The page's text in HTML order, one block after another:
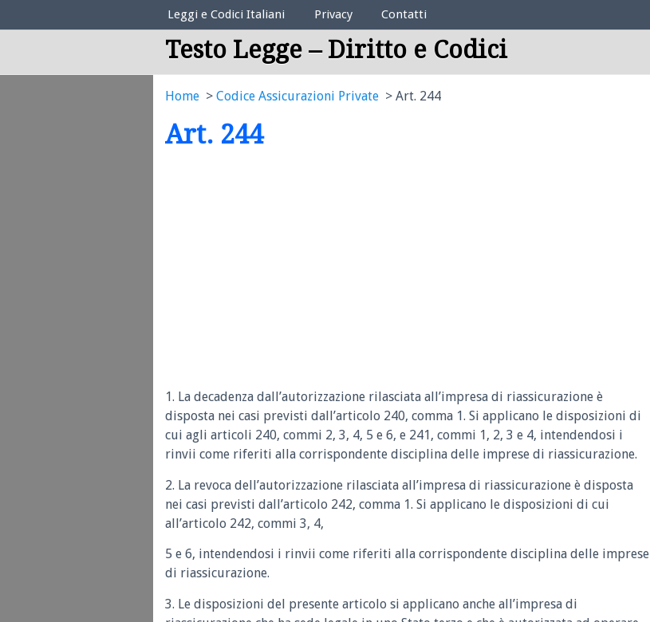
Elenco Codici Legali
Leggi e Codici Italiani Privacy Contatti
Testo Legge – Diritto e Codici
Home Codice Assicurazioni Private Art. 244
Art. 244
1. La decadenza dall’autorizzazione rilasciata all’impresa di riassicurazione è
disposta nei casi previsti dall’articolo 240, comma 1. Si applicano le disposizioni di
cui agli articoli 240, commi 2, 3, 4, 5 e 6, e 241, commi 1, 2, 3 e 4, intendendosi i
rinvii come riferiti alla corrispondente disciplina delle imprese di riassicurazione.
2. La revoca dell’autorizzazione rilasciata all’impresa di riassicurazione è disposta
nei casi previsti dall’articolo 242, comma 1. Si applicano le disposizioni di cui
all’articolo 242, commi 3, 4,
5 e 6, intendendosi i rinvii come riferiti alla corrispondente disciplina delle imprese
di riassicurazione.
3. Le disposizioni del presente articolo si applicano anche all’impresa di